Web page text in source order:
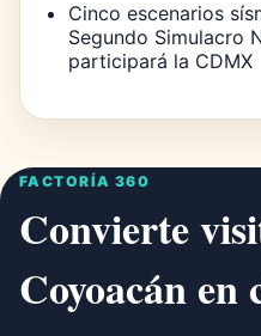
Cinco escenarios
Segundo Simulacro
participará la CDMX
FACTORÍA 360
Convierte
Coyoacán en